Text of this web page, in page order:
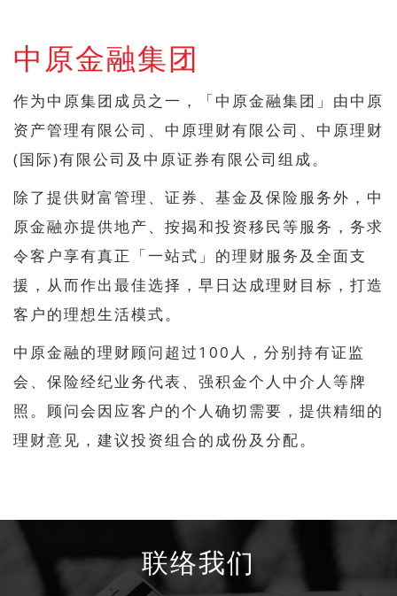
中原金融集团
作为中原集团成员之一，「中原金融集团」由中原
资产管理有限公司、中原理财有限公司、中原理财
(国际)有限公司及中原证券有限公司组成。
除了提供财富管理、证券、基金及保险服务外，中
原金融亦提供地产、按揭和投资移民等服务，务求
令客户享有真正「一站式」的理财服务及全面支
援，从而作出最佳选择，早日达成理财目标，打造
客户的理想生活模式。
中原金融的理财顾问超过100人，分别持有证监
会、保险经纪业务代表、强积金个人中介人等牌
照。顾问会因应客户的个人确切需要，提供精细的
理财意见，建议投资组合的成份及分配。
联络我们